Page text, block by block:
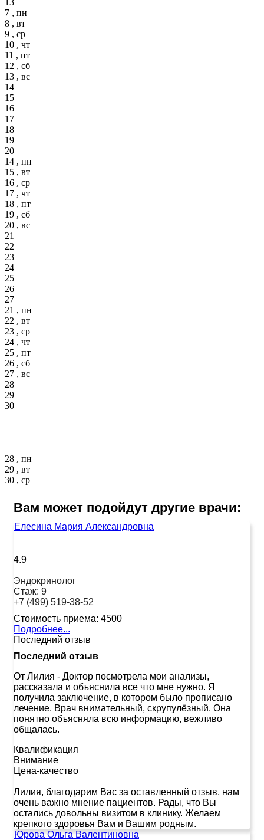
7 , пн
8 , вт
9 , ср
10 , чт
11 , пт
12 , сб
13 , вс
14
15
16
17
18
19
20
14 , пн
15 , вт
16 , ср
17 , чт
18 , пт
19 , сб
20 , вс
21
22
23
24
25
26
27
21 , пн
22 , вт
23 , ср
24 , чт
25 , пт
26 , сб
27 , вс
28
29
30
28 , пн
29 , вт
30 , ср
Вам может подойдут другие врачи:
Елесина Мария Александровна
4.9
Эндокринолог
Стаж: 9
+7 (499) 519-38-52
Стоимость приема: 4500
Подробнее...
Последний отзыв
Последний отзыв
От Лилия - Доктор посмотрела мои анализы,
рассказала и объяснила все что мне нужно. Я
получила заключение, в котором было прописано
лечение. Врач внимательный, скрупулёзный. Она
понятно объясняла всю информацию, вежливо
общалась.
Квалификация
Внимание
Цена-качество
Лилия, благодарим Вас за оставленный отзыв, нам
очень важно мнение пациентов. Рады, что Вы
остались довольны визитом в клинику. Желаем
крепкого здоровья Вам и Вашим родным.
Юрова Ольга Валентиновна